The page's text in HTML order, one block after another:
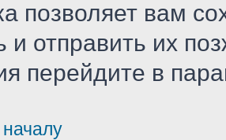
позволяет вам
и отправить их
перейдите в